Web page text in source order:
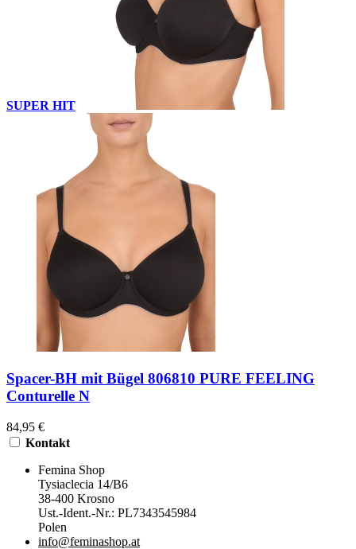
SUPER HIT
Spacer-BH mit Bügel 806810 PURE FEELING
Conturelle N
84,95 €
Kontakt
Femina Shop
Tysiaclecia 14/B6
38-400 Krosno
Ust.-Ident.-Nr.: PL7343545984
Polen
info@feminashop.at